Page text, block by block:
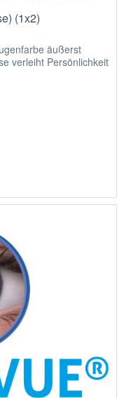
(1x2)
äußerst
verleiht Persönlichkeit